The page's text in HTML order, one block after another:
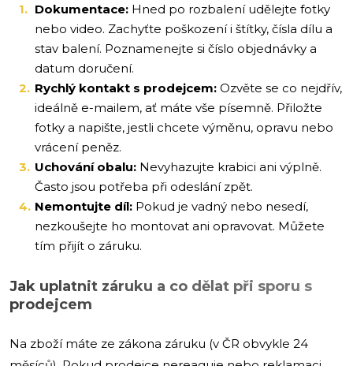
Dokumentace: Hned po rozbalení udělejte fotky
nebo video. Zachyťte poškození i štítky, čísla dílu a
stav balení. Poznamenejte si číslo objednávky a
datum doručení.
Rychlý kontakt s prodejcem: Ozvěte se co nejdřív,
ideálně e-mailem, ať máte vše písemně. Přiložte
fotky a napište, jestli chcete výměnu, opravu nebo
vrácení peněz.
Uchování obalu: Nevyhazujte krabici ani výplně.
Často jsou potřeba při odeslání zpět.
Nemontujte díl: Pokud je vadný nebo nesedí,
nezkoušejte ho montovat ani opravovat. Můžete
tím přijít o záruku.
Jak uplatnit záruku a co dělat při sporu s
prodejcem
Na zboží máte ze zákona záruku (v ČR obvykle 24